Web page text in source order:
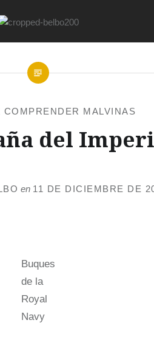
COMPRENDER MALVINAS
del
en 11 DE DICIEMBRE DE
Buques
de la
Royal
Navy